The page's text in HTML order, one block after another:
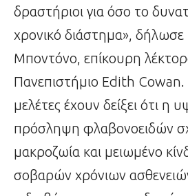
δραστήριοι για όσο το
χρονικό διάστημα»,
Μποντόνο, επίκουρη
Πανεπιστήμιο Edith
μελέτες έχουν δείξει ότι η
πρόσληψη φλαβονοειδών
μακροζωία και μειωμένο
σοβαρών χρόνιων